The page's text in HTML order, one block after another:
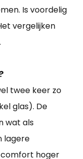
Is voordelig
vergelijken
twee keer zo
glas). De
wat als
lagere
comfort hoger